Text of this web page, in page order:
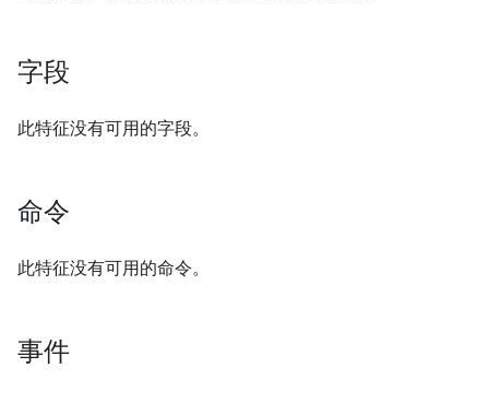
字段
此特征没有可用的字段。
命令
此特征没有可用的命令。
事件